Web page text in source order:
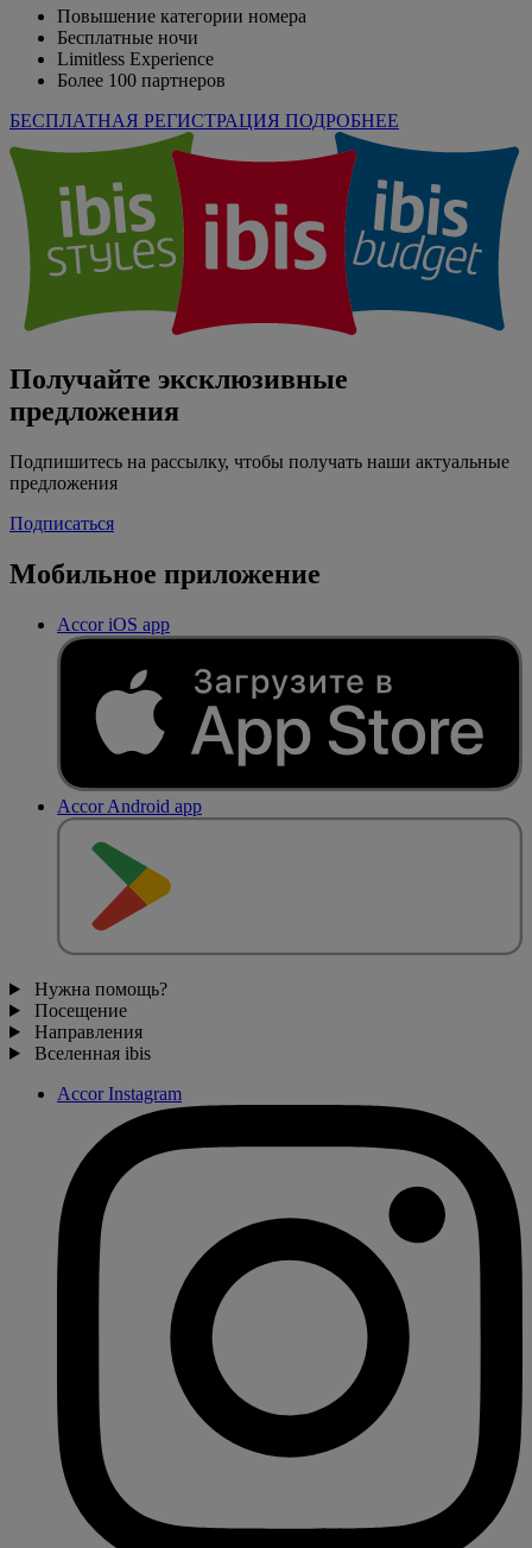
Повышение категории номера
Бесплатные ночи
Limitless Experience
Более 100 партнеров
БЕСПЛАТНАЯ РЕГИСТРАЦИЯ ПОДРОБНЕЕ
Получайте эксклюзивные
предложения
Подпишитесь на рассылку, чтобы получать наши актуальные
предложения
Подписаться
Мобильное приложение
Accor iOS app
Accor Android app
Нужна помощь?
Посещение
Направления
Вселенная ibis
Accor Instagram